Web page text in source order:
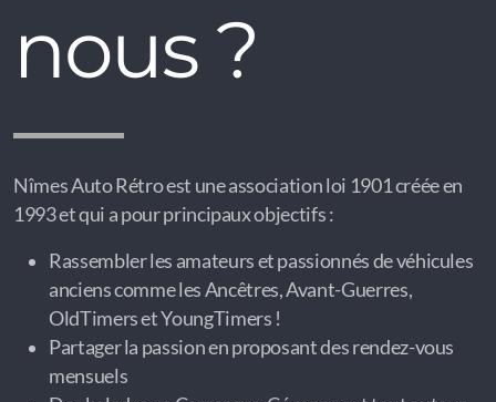
nous ?
Nîmes Auto Rétro est une association loi 1901 créée en
1993 et qui a pour principaux objectifs :
Rassembler les amateurs et passionnés de véhicules
anciens comme les Ancêtres, Avant-Guerres,
OldTimers et YoungTimers !
Partager la passion en proposant des rendez-vous
mensuels